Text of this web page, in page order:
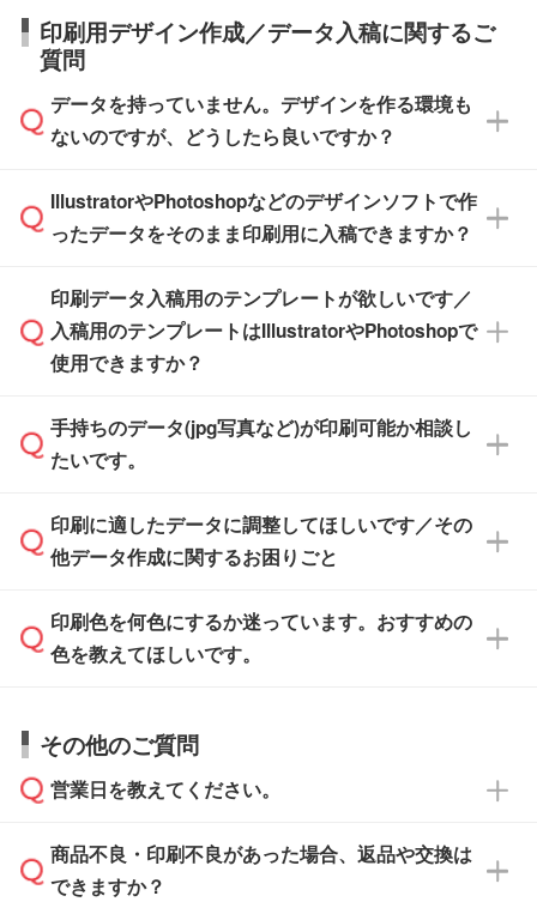
タッフまでお問い合わせください。
ル」に注文予定日をご入力いただくと、おおよ
その締切日や出荷目安をご確認いただけます。
品が決まりましたらお早めのご発注をお願いい
たします。
※土日祝日を除く営業日換算です。
※沖縄・離島は追加日数がかかります。
す。>>対象商品はこちら
※最短出荷日は商品によって異なります。各商
品ページにてご確認ください
す。(白箱、化粧箱、ブリスターパックなど)
【袋入り】 商品がひとつずつ袋に入っていま
す。(透明袋、デザイン袋など)
【個包装なし】 個包装がされていない状態で
※化粧箱から白箱への入れ替えや、オリジナル
箱の作成は原則承っておりません。
日本全国へお届けが可能です。なお、海外への
直接納品は行っておりませんので予めご了承く
ださい。
印刷用デザイン作成／データ入稿に関するご
質問
データを持っていません。デザインを作る環境も
ないのですが、どうしたら良いですか？
無料の「デザインシミュレーター」を使えば、
PCやスマホから簡単にデザインを作成できま
ザインソフトがなくても安心です。
また、「データ作成サービス
せいただければ、弊社にて無料でデザインデー
タを1点作成いたします。
IllustratorやPhotoshopなどのデザインソフトで作
ったデータをそのまま印刷用に入稿できますか？
IllustratorやPhotoshop、CLIP STUDIOなどのデ
ザインソフトでこだわりのデザインを作成した
い方は、完全データ入稿
積・ご注文フォームにアップロードしてご入稿
ください。
ご入稿後は経験豊富なスタッフがデータに不備
がないかチェックし、お客様と確認してから印
刷に進みますので、ご安心ください。
印刷データ入稿用のテンプレートが欲しいです／
入稿用のテンプレートはIllustratorやPhotoshopで
使用できますか？
一部商品は入稿用テンプレートのご用意があり
ます。各商品ページの『印刷方法・テンプレー
入稿用のテンプレートはPDF形式ですが、
IllustratorやPhotoshopで開いてご利用いただけ
方」をご確認ください。
手持ちのデータ(jpg写真など)が印刷可能か相談し
たいです。
印刷に適したデータ・解像度かどうか、担当ス
タッフが事前に確認いたします。
ムへ添付いただくか、担当スタッフ宛にメール
でお送りください。
い合わせください。
なお、印刷用データの作り方に関する詳細は、
印刷に適したデータに調整してほしいです／その
他データ作成に関するお困りごと
データ作成でお困りの際には、担当スタッフが
サポートいたしますのでお気軽にご相談くださ
から添付してお送りください。
しい
解像度の低い画像や、手書きのイラスト、写真
などを、印刷に適したベクターデータに変換し
印刷色を何色にするか迷っています。おすすめの
色を教えてほしいです。
お見積・ご注文・
相談いただきますと、担当スタッフがお客様の
ご希望や商品の本体色を確認し、印刷色をご提
本体色がブラック、ネイビーなど濃色の場合は
白色か淡い色の印刷色をおすすめしておりま
その他のご質問
営業日を教えてください。
営業日は平日の10:00～18:00で、土日祝日はお
休みとなります。注文・見積・お問い合わせ
商品不良・印刷不良があった場合、返品や交換は
できますか？